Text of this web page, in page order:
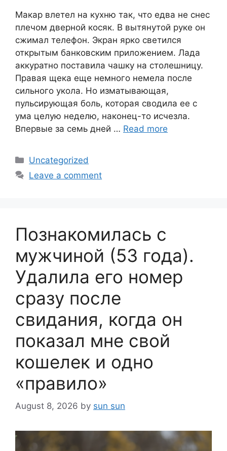
Макар влетел на кухню так, что едва не снес
плечом дверной косяк. В вытянутой руке он
сжимал телефон. Экран ярко светился
открытым банковским приложением. Лада
аккуратно поставила чашку на столешницу.
Правая щека еще немного немела после
сильного укола. Но изматывающая,
пульсирующая боль, которая сводила ее с
ума целую неделю, наконец-то исчезла.
Впервые за семь дней … Read more
Categories
Uncategorized
Leave a comment
Познакомилась с
мужчиной (53 года).
Удалила его номер
сразу после
свидания, когда он
показал мне свой
кошелек и одно
«правило»
August 8, 2026 by sun sun